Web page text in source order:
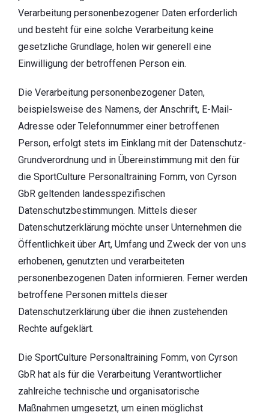
Verarbeitung personenbezogener Daten erforderlich
und besteht für eine solche Verarbeitung keine
gesetzliche Grundlage, holen wir generell eine
Einwilligung der betroffenen Person ein.
Die Verarbeitung personenbezogener Daten,
beispielsweise des Namens, der Anschrift, E-Mail-
Adresse oder Telefonnummer einer betroffenen
Person, erfolgt stets im Einklang mit der Datenschutz-
Grundverordnung und in Übereinstimmung mit den für
die SportCulture Personaltraining Fomm, von Cyrson
GbR geltenden landesspezifischen
Datenschutzbestimmungen. Mittels dieser
Datenschutzerklärung möchte unser Unternehmen die
Öffentlichkeit über Art, Umfang und Zweck der von uns
erhobenen, genutzten und verarbeiteten
personenbezogenen Daten informieren. Ferner werden
betroffene Personen mittels dieser
Datenschutzerklärung über die ihnen zustehenden
Rechte aufgeklärt.
Die SportCulture Personaltraining Fomm, von Cyrson
GbR hat als für die Verarbeitung Verantwortlicher
zahlreiche technische und organisatorische
Maßnahmen umgesetzt, um einen möglichst